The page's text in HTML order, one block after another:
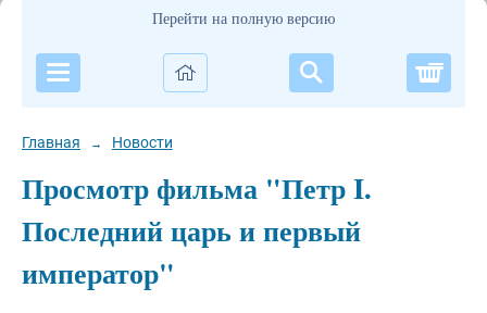
Перейти на полную версию
Главная → Новости
Просмотр фильма "Петр I.
Последний царь и первый
император"